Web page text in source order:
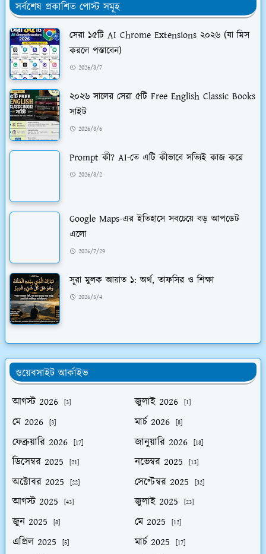
সর্বশেষ প্রকাশিত পোস্ট সমূহ
সেরা ১৫টি AI Chrome Extensions ২০২৬ (যা মিস
করলে পস্তাবেন)
2026/8/7
২০২৬ সালের সেরা ৫টি Free English Classic Books
সাইট
2026/8/6
Prompt কী? AI-তে এটি কীভাবে সত্যিই কাজ করে
2026/8/2
Google Maps-এর ইতিহাসে সবচেয়ে বড় আপডেট
এলো
2026/7/29
সূরা মুলক আয়াত ১: অর্থ, তাফসির ও শিক্ষা
2026/5/4
ওয়েবসাইট আর্কাইভ
আগস্ট 2026
[3] জুলাই 2026 [1]
মে 2026 [3] মার্চ 2026 [8]
ফেব্রুয়ারি 2026 [17] জানুয়ারি 2026 [18]
ডিসেম্বর 2025 [21] নভেম্বর 2025 [13]
অক্টোবর 2025 [22] সেপ্টেম্বর 2025 [32]
আগস্ট 2025 [43] জুলাই 2025 [23]
জুন 2025 [8] মে 2025 [12]
এপ্রিল 2025 [5] মার্চ 2025 [17]